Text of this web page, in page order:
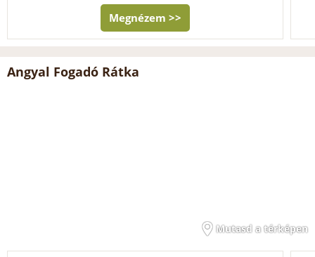
Megnézem >>
Angyal Fogadó Rátka
Mutasd a térképen